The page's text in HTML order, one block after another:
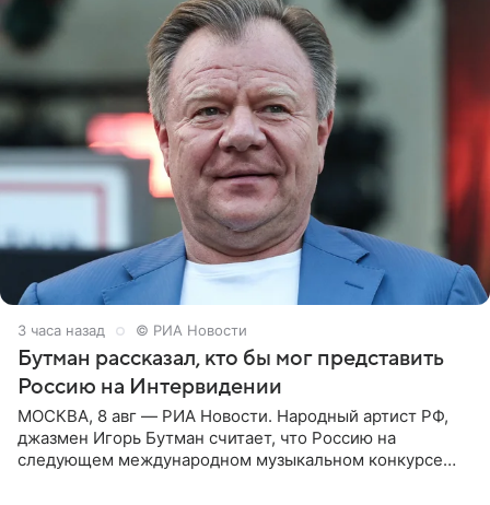
3 часа назад © РИА Новости
Бутман рассказал, кто бы мог представить
Россию на Интервидении
МОСКВА, 8 авг — РИА Новости. Народный артист РФ,
джазмен Игорь Бутман считает, что Россию на
следующем международном музыкальном конкурсе